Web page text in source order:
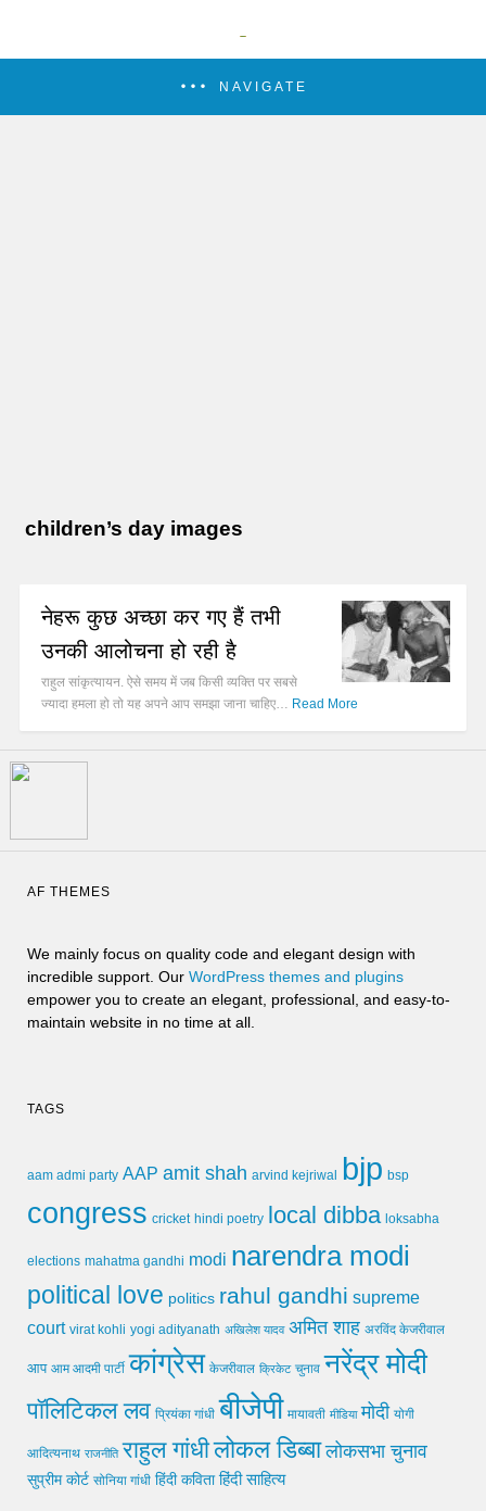
NAVIGATE
children’s day images
नेहरू कुछ अच्छा कर गए हैं तभी
उनकी आलोचना हो रही है
राहुल सांकृत्यायन. ऐसे समय में जब किसी व्यक्ति पर सबसे
ज्यादा हमला हो तो यह अपने आप समझा जाना चाहिए… Read More
AF THEMES
We mainly focus on quality code and elegant design with
incredible support. Our WordPress themes and plugins
empower you to create an elegant, professional, and easy-to-
maintain website in no time at all.
TAGS
aam admi party AAP amit shah arvind kejriwal bjp bsp
congress cricket hindi poetry local dibba loksabha
elections mahatma gandhi modi narendra modi
political love politics rahul gandhi supreme
court virat kohli yogi adityanath अखिलेश यादव अमित शाह अरविंद केजरीवाल
आप आम आदमी पार्टी कांग्रेस केजरीवाल क्रिकेट चुनाव नरेंद्र मोदी
पॉलिटिकल लव प्रियंका गांधी बीजेपी मायावती मीडिया मोदी योगी
आदित्यनाथ राजनीति राहुल गांधीलोकल डिब्बा लोकसभा चुनाव
सुप्रीम कोर्ट सोनिया गांधी हिंदी कविता हिंदी साहित्य